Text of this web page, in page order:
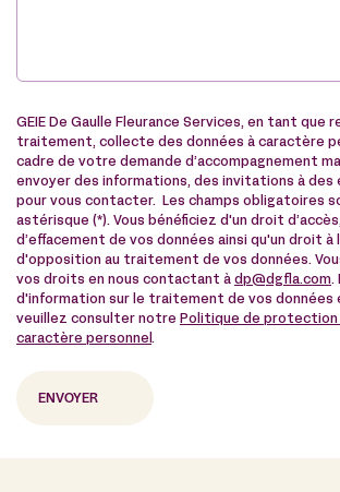
GEIE De Gaulle Fleurance Services, en tant que
traitement, collecte des données à caractère
cadre de votre demande d’accompagnement
envoyer des informations, des invitations à des
pour vous contacter. Les champs obligatoires
astérisque (*). Vous bénéficiez d'un droit
d’effacement de vos données ainsi qu'un droit
d'opposition au traitement de vos données.
vos droits en nous contactant à dp@dgfla.com.
d'information sur le traitement de vos données
veuillez consulter notre Politique de protection
caractère personnel .